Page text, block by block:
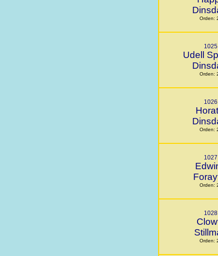
Orden:
1025
Udell
Orden:
1026
Orden:
1027
Orden:
1028
Orden: